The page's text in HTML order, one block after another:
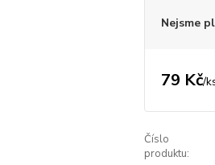
Nejsme
79 Kč/
Číslo
produktu: